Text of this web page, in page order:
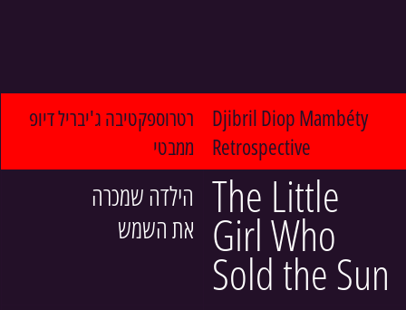
רטרוספקטיבה ג'יבריל דיופ
ממבטי
Djibril Diop Mambéty
Retrospective
הילדה שמכרה
את השמש
The Little
Girl Who
Sold the Sun